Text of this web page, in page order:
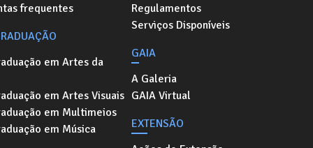
frequentes
em Artes da
em Artes Visuais
em Multimeios
em Música
Regulamentos
Serviços Disponíveis
GAIA
A Galeria
GAIA Virtual
EXTENSÃO